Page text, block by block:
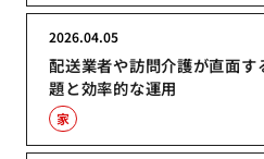
配送業者や訪問介護が直面
題と効率的な運用
2026.04.05
家